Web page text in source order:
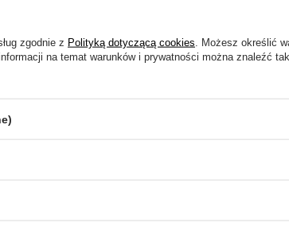
pomocy? Masz pytania?
zgodnie z Polityką dotyczącą cookies . Możesz określić
na temat warunków i prywatności można znaleźć